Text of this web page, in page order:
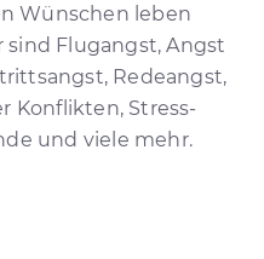
Wünschen leben
sind Flugangst, Angst
Redeangst,
Konflikten, Stress-
und viele mehr.